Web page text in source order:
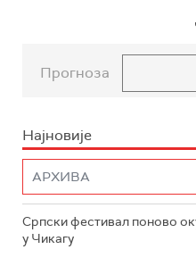
Прогноза
Најновије
Српски фестивал поново
у Чикагу